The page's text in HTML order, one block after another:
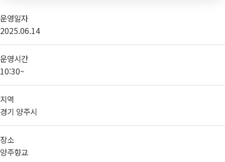
운영일자
2025.06.14
운영시간
10:30~
지역
경기 양주시
장소
양주향교